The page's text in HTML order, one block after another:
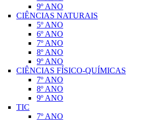
9º ANO
CIÊNCIAS NATURAIS
5º ANO
6º ANO
7º ANO
8º ANO
9º ANO
CIÊNCIAS FÍSICO-QUÍMICAS
7º ANO
8º ANO
9º ANO
TIC
7º ANO